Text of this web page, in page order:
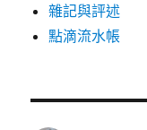
雜記與評述
點滴流水帳